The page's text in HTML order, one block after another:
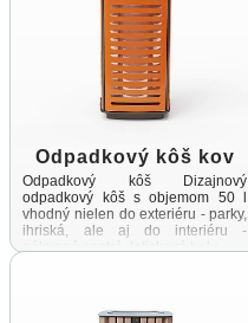
Odpadkový kôš kov
Odpadkový kôš Dizajnový
odpadkový kôš s objemom 50 l
vhodný nielen do exteriéru - parky,
ihriská, ale aj do interiéru -
nákupné centrá, letiskové haly ...